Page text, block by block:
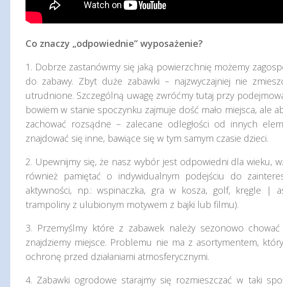
Co znaczy „odpowiednie” wyposażenie?
1. Dobrze zastanówmy się jaką powierzchnię możemy
do zabawy. Zbyt duże zabawki – najzwyczajniej nie
utrudnione. Szczególną uwagę zwróćmy tutaj przy
bowiem w stanie spoczynku zajmuje dość mało miejsca, ale
zachować rozsądne – zalecane odległości od innych
znajdować się inne, bawiące się w tym samym czasie dzieci.
2. Upewnijmy się, że nasz wybór jest odpowiedni dla wieku,
również pamiętać o indywidualnym podejściu do
aktywności, np.: wspinaczka, gra w kosza, golf, kręgle |
trampoliny z ulubionym motywem z bajki lub filmu).
3. Przemyślmy które z zabawek należy sezonowo
znajdziemy miejsce. Problemu nie ma z asortymentem,
ochronę przed działaniami atmosferycznymi.
4. Zabawki ogrodowe starajmy się rozmieszczać w taki